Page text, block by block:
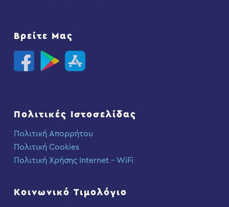
Βρείτε Μας
Πολιτικές Ιστοσελίδας
Πολιτική Απορρήτου
Πολιτική Cookies
Πολιτική Χρήσης Internet – WiFi
Κοινωνικό Τιμολόγιο